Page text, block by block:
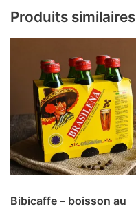
Produits similaires
Bibicaffe – boisson au